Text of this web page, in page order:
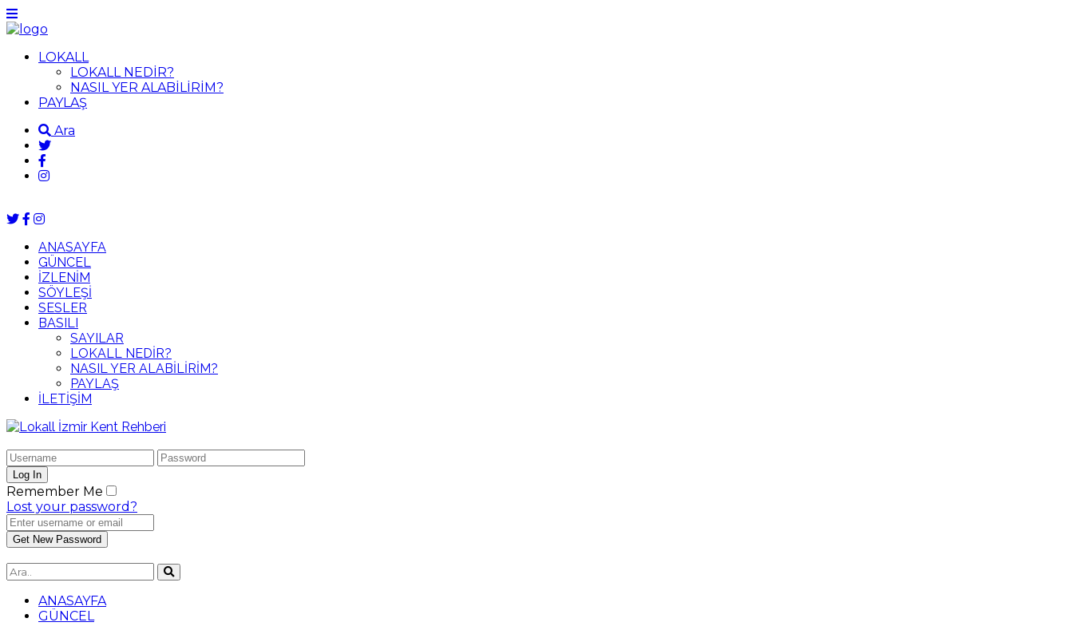
LOKALL
LOKALL NEDİR?
NASIL YER ALABİLİRİM?
PAYLAŞ
Ara
ANASAYFA
GÜNCEL
İZLENİM
SÖYLEŞİ
SESLER
BASILI
SAYILAR
LOKALL NEDİR?
NASIL YER ALABİLİRİM?
PAYLAŞ
İLETİŞİM
Remember Me
Lost your password?
ANASAYFA
GÜNCEL